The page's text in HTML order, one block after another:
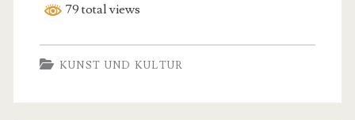
79 total views
KUNST UND KULTUR